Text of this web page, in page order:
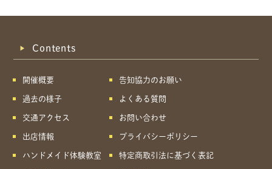
Contents
開催概要
過去の様子
交通アクセス
出店情報
ハンドメイド体験教室
告知協力のお願い
よくある質問
お問い合わせ
プライバシーポリシー
特定商取引法に基づく表記